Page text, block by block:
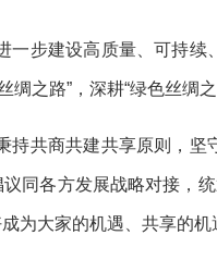
一步建设高质量、可持
绸之路”，深耕“绿色丝绸
持共商共建共享原则，
同各方发展战略对接，
为大家的机遇、共享的